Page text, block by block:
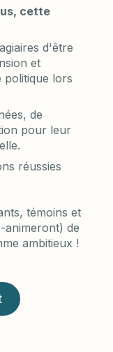
cette
d'être
et
politique lors
de
pour leur
réussies
témoins et
animeront) de
ambitieux !